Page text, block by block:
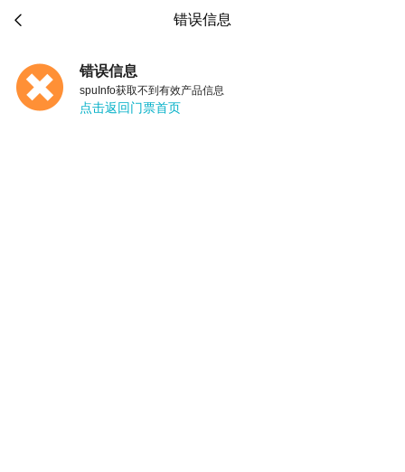
 错误信息
错误信息
spuInfo获取不到有效产品信息
点击返回门票首页